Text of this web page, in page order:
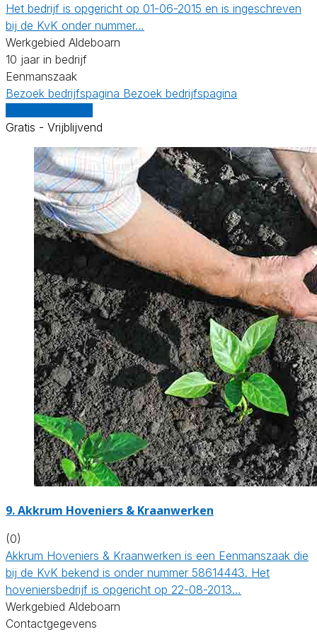
Het bedrijf is opgericht op 01-06-2015 en is ingeschreven
bij de KvK onder nummer…
Werkgebied Aldeboarn
10 jaar in bedrijf
Eenmanszaak
Bezoek bedrijfspagina Bezoek bedrijfspagina
Gratis - Vrijblijvend
9.Akkrum Hoveniers & Kraanwerken
(0)
Akkrum Hoveniers & Kraanwerken is een Eenmanszaak die
bij de KvK bekend is onder nummer 58614443. Het
hoveniersbedrijf is opgericht op 22-08-2013…
Werkgebied Aldeboarn
Contactgegevens